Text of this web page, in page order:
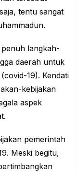
tentu sangat
langkah-
daerah untuk
19). Kendati
kebijakan
aspek
pemerintah
Meski begitu,